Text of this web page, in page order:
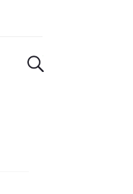
Поиск по сайту